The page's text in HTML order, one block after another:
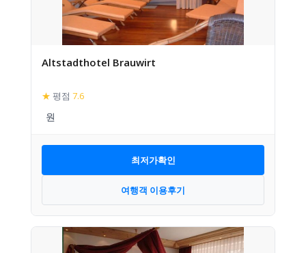
Altstadthotel Brauwirt
★ 평점 7.6
최저가확인
여행객 이용후기